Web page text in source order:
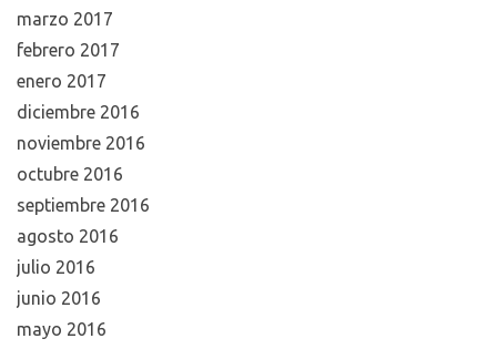
marzo 2017
febrero 2017
enero 2017
diciembre 2016
noviembre 2016
octubre 2016
septiembre 2016
agosto 2016
julio 2016
junio 2016
mayo 2016